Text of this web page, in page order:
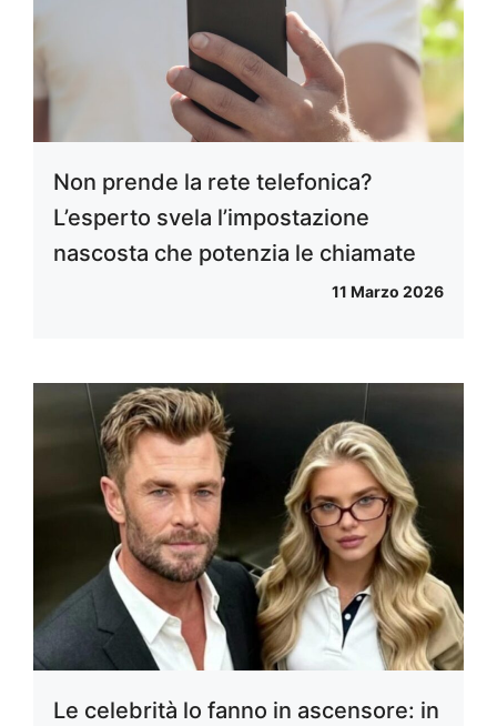
Non prende la rete telefonica?
L’esperto svela l’impostazione
nascosta che potenzia le chiamate
11 Marzo 2026
Le celebrità lo fanno in ascensore: in